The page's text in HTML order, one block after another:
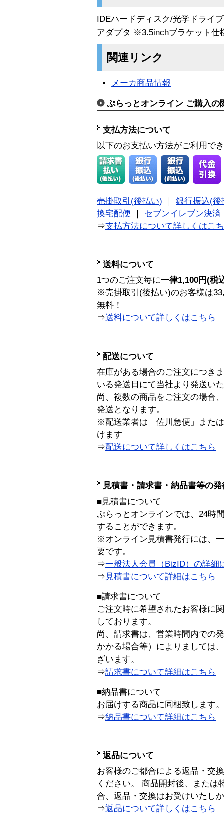
IDEハードディスク/光学ドライ
アダプタ ※3.5inchブラケット仕
関連リンク
メーカ商品情報
ぷらっとオンライン ご購入の
支払方法について
以下のお支払い方法がご利用で
売掛取引(後払い)
銀行振込(後
換宅配便
セブンイレブン決済
⇒支払方法について詳しくはこ
送料について
1つのご注文毎に一律1,100円(税
※売掛取引(後払い)のお客様は
無料！
⇒送料について詳しくはこちら
配送について
在庫がある場合のご注文につき
いる発送日にて当社より発送い
尚、複数の商品をご注文の場合
発送となります。
※配送業者は「佐川急便」また
けます
⇒配送について詳しくはこちら
見積書・請求書・納品書等の
■見積書について
ぷらっとオンラインでは、24時
することができます。
※オンライン見積書発行には、
要です。
⇒一般法人会員（BizID）の詳細
⇒ 見積書について詳細はこちら
■請求書について
ご注文時に希望されたお客様に
しております。
尚、請求書は、営業時間内での
かかる場合等）によりましては
ざいます。
⇒請求書について詳細はこちら
■納品書について
お届けする商品に同梱致します。
⇒納品書について詳細はこちら
返品について
お客様のご都合による返品・交
ください。 商品開封後、または
合、返品・交換はお受けいたし
⇒返品について詳しくはこちら